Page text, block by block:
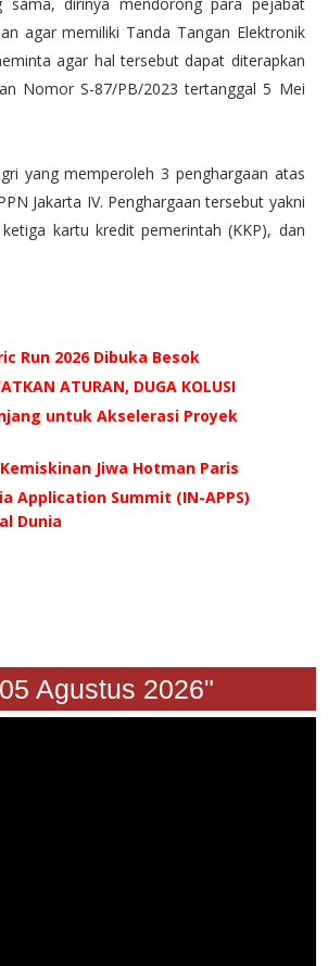
agar memiliki Tanda Tangan Elektronik
agar hal tersebut dapat diterapkan
Nomor S-87/PB/2023 tertanggal 5 Mei
yang memperoleh 3 penghargaan atas
Jakarta IV. Penghargaan tersebut yakni
kartu kredit pemerintah (KKP), dan
Run 2026 Dibuka Besok
ATURAN, DUGA KOLUSI
untuk Akselerasi Proyek
Jiwa Hotman Paris
Application Summit (IN-APPS)
Dunia
05 Agustus 2026"